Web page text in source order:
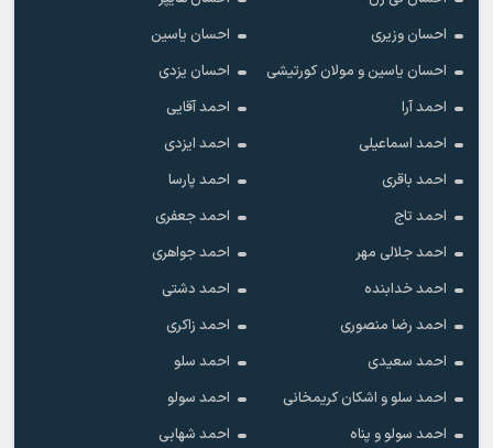
احسان وزیری
احسان یاسین
احسان یاسین و مولان کورتیشی
احسان یزدی
احمد آرا
احمد آقایی
احمد اسماعیلی
احمد ایزدی
احمد باقری
احمد پارسا
احمد تاج
احمد جعفری
احمد جلالی مهر
احمد جواهری
احمد خدابنده
احمد دشتی
احمد رضا منصوری
احمد زاکری
احمد سعیدی
احمد سلو
احمد سلو و اشکان کریمخانی
احمد سولو
احمد سولو و پناه
احمد شهابی